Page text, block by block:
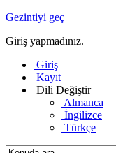
Gezintiyi geç
Giriş yapmadınız.
Giriş
Kayıt
Dili Değiştir
Almanca
İngilizce
Türkçe